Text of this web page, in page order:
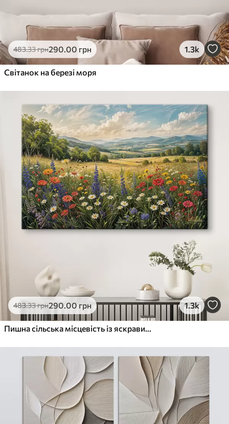
483.33грн290.00 грн 1.3k
Світанок на березі моря
483.33грн290.00 грн 1.3k
Пишна сільська місцевість із яскравим лугом диких квітів, наповненим різнокольоровими квітами під хмарним небом